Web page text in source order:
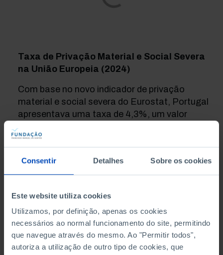
Consentir Detalhes Sobre os cookies
Este website utiliza cookies
Utilizamos, por definição, apenas os cookies
necessários ao normal funcionamento do site, permitindo
que navegue através do mesmo. Ao "Permitir todos",
autoriza a utilização de outro tipo de cookies, que
Taxa de Privação Material e Social Severa
na União Europeia (2024)
Com base no novo indicador de privação
material e social severa do Eurostat, Portugal
apresentava uma taxa de 4,3%, um valor
Europeia, que foi de 6,4%.